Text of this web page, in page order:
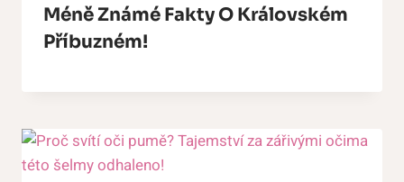
Méně Známé Fakty O Královském
Příbuzném!